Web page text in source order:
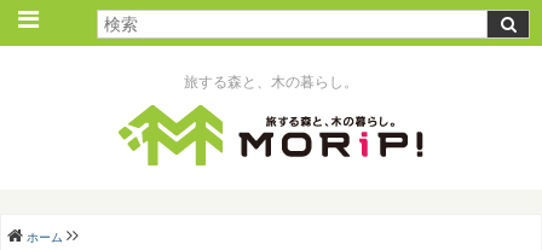
旅する森と、木の暮らし。
ホーム